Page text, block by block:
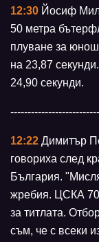
12:30 Йосиф
50 метра
плуване за
на 23,87
24,90 секунди.
12:22 Димитър
говориха след
България.
жребия. ЦСКА 70
за титлата.
съм, че с всеки